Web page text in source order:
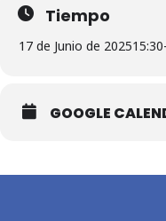
Tiempo
17 de Junio de 202515:30-
GOOGLE